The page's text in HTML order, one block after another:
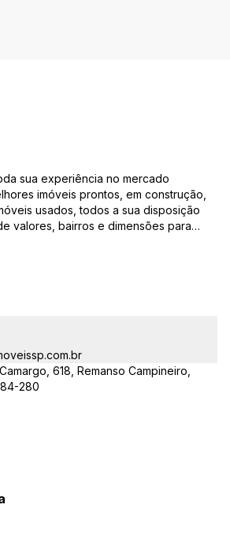
sua experiência no mercado
imóveis prontos, em construção,
usados, todos a sua disposição
valores, bairros e dimensões para
casas, apartamentos, terrenos, salas
imobiliários.
618, Remanso Campineiro,
280